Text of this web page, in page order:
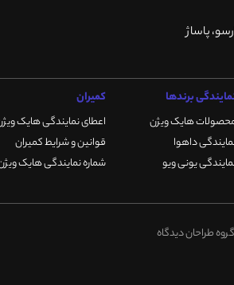
پاساژ
برندها
هایک ویژن
داهوا
یونی ویو
کمیران
اعطای نمایندگی هایک
قوانین و شرایط کمیران
شماره نمایندگی هایک
طراحان دیدگاه